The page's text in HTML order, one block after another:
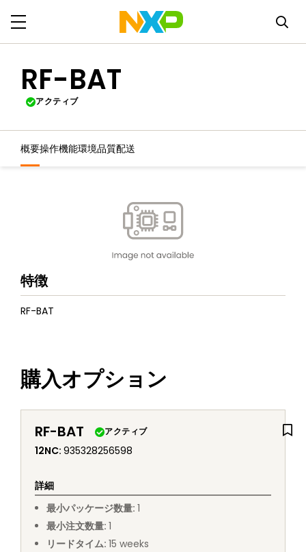
RF-BAT
アクティブ
概要操作機能環境品質配送
特徴
RF-BAT
購入オプション
RF-BAT アクティブ
12NC: 935328256598
詳細
最小パッケージ数量: 1
最小注文数量: 1
リードタイム: 15 weeks